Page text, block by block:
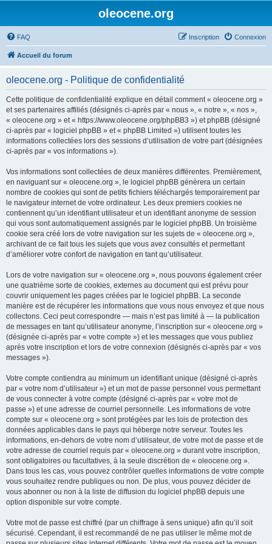
oleocene.org
FAQ Connexion
Inscription
Accueil du forum
oleocene.org - Politique de confidentialité
Cette politique de confidentialité explique en détail comment « oleocene.org »
et ses partenaires affiliés (désignés ci-après par « nous », « notre », « nos »,
« oleocene.org » et « https://www.oleocene.org/phpBB3 ») et phpBB (désigné
ci-après par « logiciel phpBB » et « phpBB Limited ») utilisent toutes les
informations collectées lors des sessions d’utilisation de votre part (désignées
ci-après par « vos informations »).
Vos informations sont collectées de deux manières différentes. Premièrement,
en naviguant sur « oleocene.org », le logiciel phpBB génèrera un certain
nombre de cookies qui sont de petits fichiers téléchargés temporairement par
le navigateur internet de votre ordinateur. Les deux premiers cookies ne
contiennent qu’un identifiant utilisateur et un identifiant anonyme de session
qui vous sont automatiquement assignés par le logiciel phpBB. Un troisième
cookie sera créé lors de votre navigation sur les sujets de « oleocene.org »,
archivant de ce fait tous les sujets que vous avez consultés et permettant
d’améliorer votre confort de navigation en tant qu’utilisateur.
Lors de votre navigation sur « oleocene.org », nous pouvons également créer
une quatrième sorte de cookies, externes au document qui est prévu pour
couvrir uniquement les pages créées par le logiciel phpBB. La seconde
manière est de récupérer les informations que vous nous envoyez et que nous
collectons. Ceci peut correspondre — mais n’est pas limité à — la publication
de messages en tant qu’utilisateur anonyme, l’inscription sur « oleocene.org »
(désignée ci-après par « votre compte ») et les messages que vous publiez
après votre inscription et lors de votre connexion (désignés ci-après par « vos
messages »).
Votre compte contiendra au minimum un identifiant unique (désigné ci-après
par « votre nom d’utilisateur ») et un mot de passe personnel vous permettant
de vous connecter à votre compte (désigné ci-après par « votre mot de
passe ») et une adresse de courriel personnelle. Les informations de votre
compte sur « oleocene.org » sont protégées par les lois de protection des
données applicables dans le pays qui héberge notre serveur. Toutes les
informations, en-dehors de votre nom d’utilisateur, de votre mot de passe et de
votre adresse de courriel requis par « oleocene.org » durant votre inscription,
sont obligatoires ou facultatives, à la seule discrétion de « oleocene.org ».
Dans tous les cas, vous pouvez contrôler quelles informations de votre compte
vous souhaitez rendre publiques ou non. De plus, vous pouvez décider de
vous abonner ou non à la liste de diffusion du logiciel phpBB depuis une
option disponible sur votre compte.
Votre mot de passe est chiffré (par un chiffrage à sens unique) afin qu’il soit
sécurisé. Cependant, il est recommandé de ne pas utiliser le même mot de